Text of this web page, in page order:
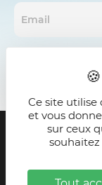
Mentions sur
© 2021 -
Mentions légales
Ce site utilise
et vous
sur ceux